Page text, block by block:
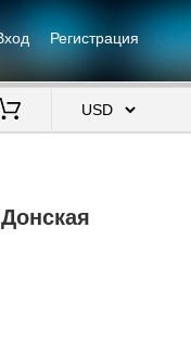
Регистрация